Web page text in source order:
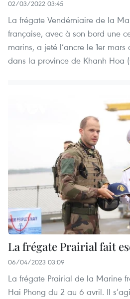
02/03/2022 03:45
La frégate Vendémiaire de la
française, avec à son bord une
marins, a jeté l’ancre le 1er
dans la province de Khanh Hoa
La frégate Prairial fait
06/04/2023 03:09
La frégate Prairial de la Marine
Hai Phong du 2 au 6 avril. Il